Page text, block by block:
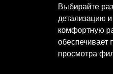
Выбирайте
детализацию
комфортную
обеспечивает
просмотра